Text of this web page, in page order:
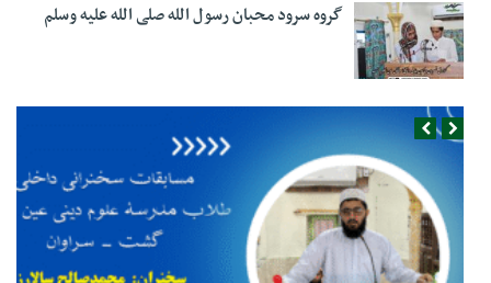
گروه سرود محبان رسول الله صلی الله علیه وسلم